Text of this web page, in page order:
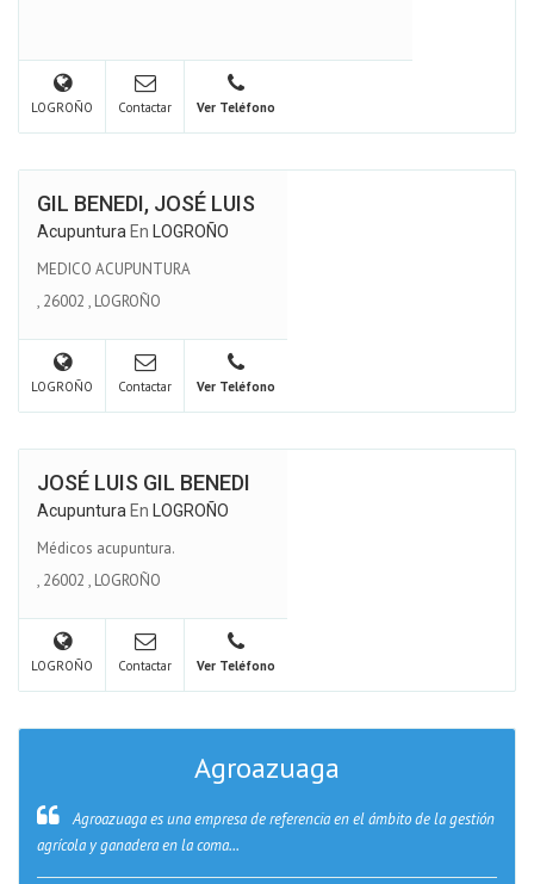
LOGROÑO Contactar Ver Teléfono
GIL BENEDI, JOSÉ LUIS
Acupuntura En LOGROÑO
MEDICO ACUPUNTURA
, 26002 , LOGROÑO
LOGROÑO Contactar Ver Teléfono
JOSÉ LUIS GIL BENEDI
Acupuntura En LOGROÑO
Médicos acupuntura.
, 26002 , LOGROÑO
LOGROÑO Contactar Ver Teléfono
Agroazuaga
Agroazuaga es una empresa de referencia en el ámbito de la gestión
agrícola y ganadera en la coma...